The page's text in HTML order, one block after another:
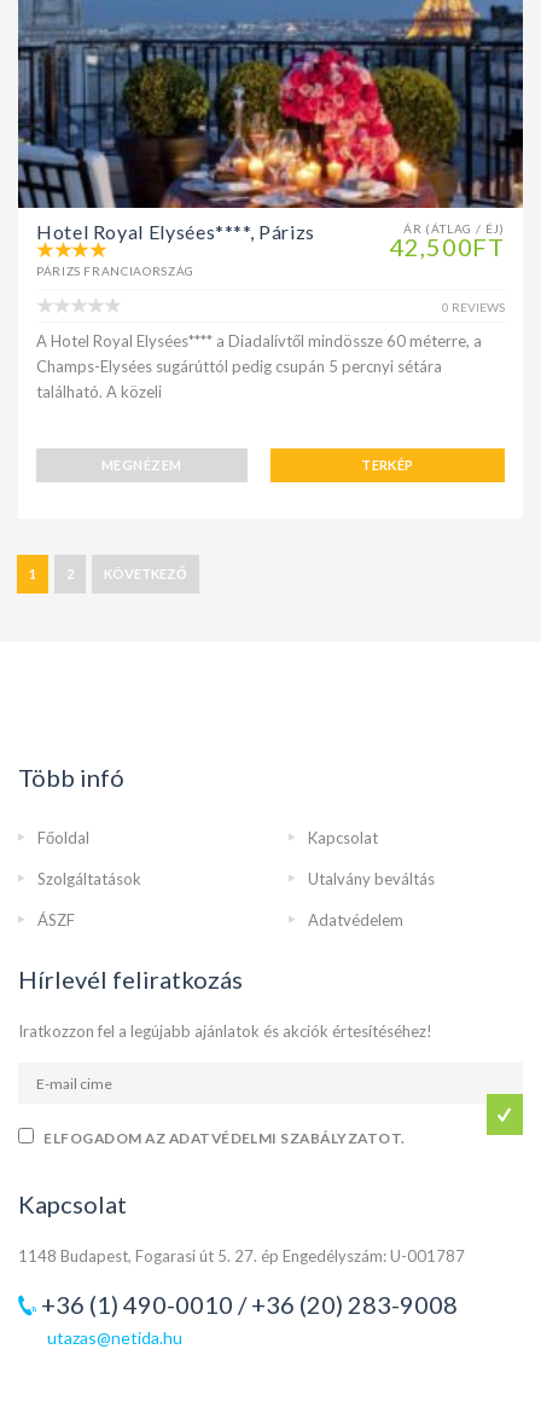
ÁR (ÁTLAG / ÉJ)
42,500FT
Hotel Royal Elysées****, Párizs
PÁRIZS FRANCIAORSZÁG
0 REVIEWS
A Hotel Royal Elysées**** a Diadalívtől mindössze 60 méterre, a
Champs-Elysées sugárúttól pedig csupán 5 percnyi sétára
található. A közeli
MEGNÉZEM TERKÉP
1 2 KÖVETKEZŐ
Több infó
Főoldal Kapcsolat
Szolgáltatások Utalvány beváltás
ÁSZF Adatvédelem
Hírlevél feliratkozás
Iratkozzon fel a legújabb ajánlatok és akciók értesítéséhez!
ELFOGADOM AZ ADATVÉDELMI SZABÁLYZATOT.
Kapcsolat
1148 Budapest, Fogarasi út 5. 27. ép Engedélyszám: U-001787
+36 (1) 490-0010 / +36 (20) 283-9008
utazas@netida.hu